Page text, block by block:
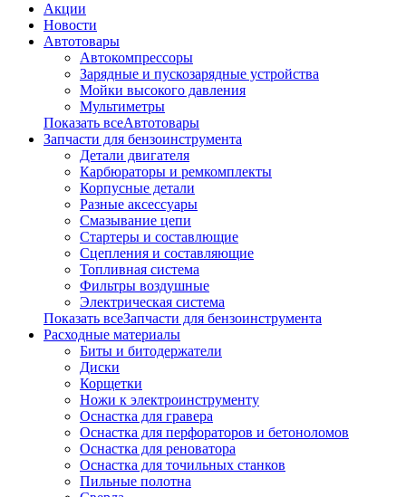
Акции
Новости
Автотовары
Автокомпрессоры
Зарядные и пускозарядные устройства
Мойки высокого давления
Мультиметры
Показать всеАвтотовары
Запчасти для бензоинструмента
Детали двигателя
Карбюраторы и ремкомплекты
Корпусные детали
Разные аксессуары
Смазывание цепи
Стартеры и составлющие
Сцепления и составляющие
Топливная система
Фильтры воздушные
Электрическая система
Показать всеЗапчасти для бензоинструмента
Расходные материалы
Биты и битодержатели
Диски
Корщетки
Ножи к электроинструменту
Оснастка для гравера
Оснастка для перфораторов и бетоноломов
Оснастка для реноватора
Оснастка для точильных станков
Пильные полотна